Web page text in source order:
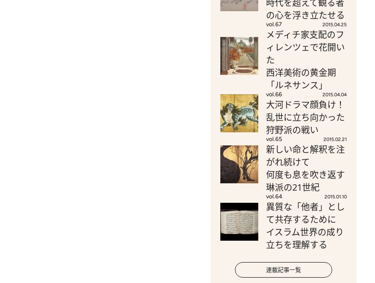
時代を超えて観る者
の心を浮き立たせる
vol.67 2015.04.25
メディチ家支配のフ
ィレンツェで花開い
た
西洋美術の黄金期
「ルネサンス」
vol.66 2015.04.04
大河ドラマ顔負け！
乱世に立ち向かった
狩野派の戦い
vol.65 2015.02.21
新しい命と解釈を注
がれ続けて
何度も息を吹き返す
琳派の21世紀
vol.64 2015.01.10
異質な「他者」とし
て共存するために
イスラム世界の成り
立ちを理解する
連載記事一覧